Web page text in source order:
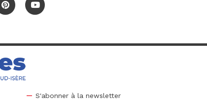
S'abonner à la newsletter